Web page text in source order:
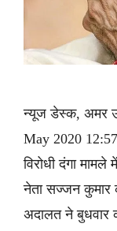
न्यूज डेस्क, अमर
May 2020
विरोधी दंगा
नेता सज्जन कुमार
अदालत ने बुधवार